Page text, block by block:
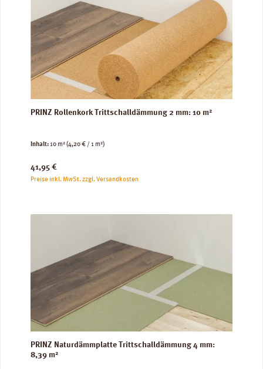
PRINZ Rollenkork Trittschalldämmung 2 mm: 10 m²
Inhalt:10 m²(4,20 € / 1 m²)
Regulärer Preis:
41,95 €
Preise inkl. MwSt. zzgl. Versandkosten
PRINZ Naturdämmplatte Trittschalldämmung 4 mm:
8,39 m²